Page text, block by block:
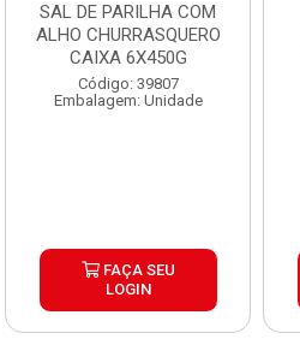
SAL DE PARILHA COM
ALHO CHURRASQUERO
CAIXA 6X450G
Código: 39807
Embalagem: Unidade
FAÇA SEU
LOGIN